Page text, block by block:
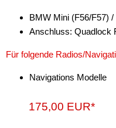
BMW Mini (F56/F57)
Anschluss: Quadlock
Für folgende Radios/
Navigations Modelle
175,00 EUR*